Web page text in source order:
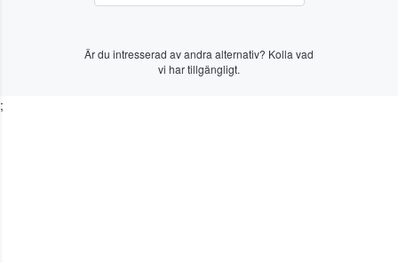
Är du intresserad av andra alternativ? Kolla vad
vi har tillgängligt.
;